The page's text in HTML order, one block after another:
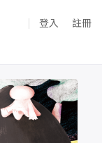
登入 註冊